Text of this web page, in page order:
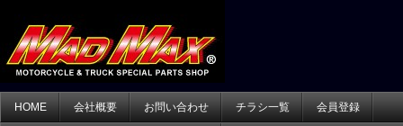
HOME 会社概要 お問い合わせ チラシ一覧 会員登録